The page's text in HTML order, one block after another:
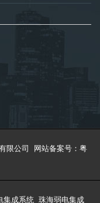
限公司 网站备案号：粤
集成系统 珠海弱电集成